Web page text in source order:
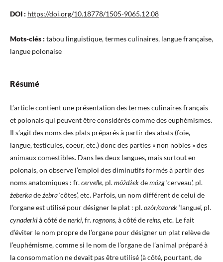
DOI : https://doi.org/10.18778/1505-9065.12.08
Mots-clés : tabou linguistique, termes culinaires, langue française,
langue polonaise
Résumé
L’article contient une présentation des termes culinaires français
et polonais qui peuvent être considérés comme des euphémismes.
Il s’agit des noms des plats préparés à partir des abats (foie,
langue, testicules, coeur, etc.) donc des parties « non nobles » des
animaux comestibles. Dans les deux langues, mais surtout en
polonais, on observe l’emploi des diminutifs formés à partir des
noms anatomiques : fr.cervelle, pl.móżdżekdemózg‘cerveau’, pl.
żeberkadeżebra‘côtes’, etc. Parfois, un nom différent de celui de
l’organe est utilisé pour désigner le plat : pl.ozór/ozorek‘langue’, pl.
cynaderkià côté denerki, fr.rognons, à côté dereins, etc. Le fait
d’éviter le nom propre de l’organe pour désigner un plat relève de
l’euphémisme, comme si le nom de l’organe de l’animal préparé à
la consommation ne devait pas être utilisé (à côté, pourtant, de